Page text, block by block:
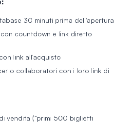
30 minuti prima dell'apertura
countdown e link diretto
link all'acquisto
o collaboratori con i loro link di
vendita ("primi 500 biglietti